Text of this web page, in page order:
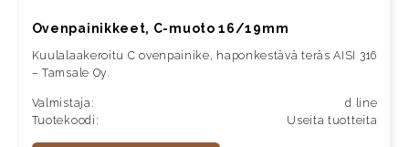
Ovenpainikkeet, C-muoto 16/19mm
Kuulalaakeroitu C ovenpainike, haponkestävä teräs AISI 316
– Tamsale Oy.
Valmistaja:
d line
Tuotekoodi:
Useita tuotteita